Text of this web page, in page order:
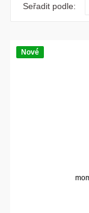
Seřadit podle:
Nové